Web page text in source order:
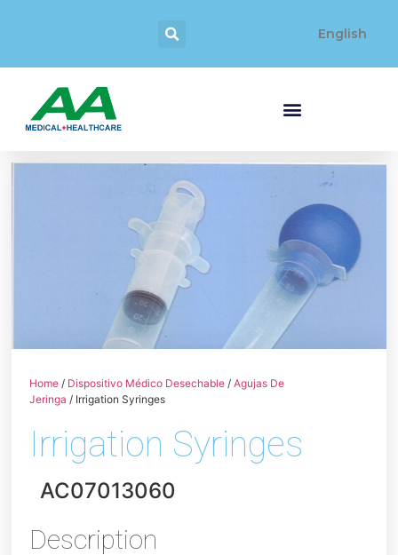
English
Home / Dispositivo Médico Desechable /Agujas De
Jeringa / Irrigation Syringes
Irrigation Syringes
AC07013060
Description